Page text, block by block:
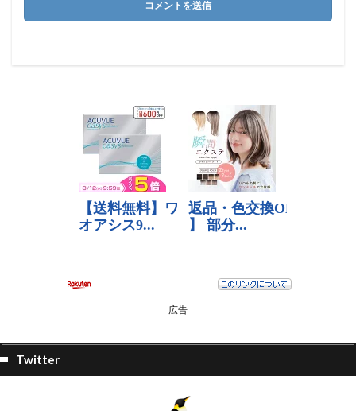
広告
Twitter